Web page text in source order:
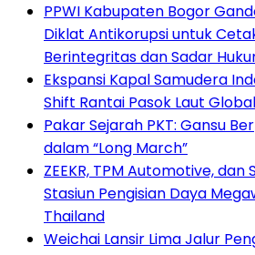
PPWI Kabupaten Bogor
Diklat Antikorupsi untuk
Berintegritas dan Sadar
Ekspansi Kapal Samudera
Shift Rantai Pasok Laut Global
Pakar Sejarah PKT: Gansu
dalam “Long March”
ZEEKR, TPM Automotive, dan
Stasiun Pengisian Daya
Thailand
Weichai Lansir Lima Jalur